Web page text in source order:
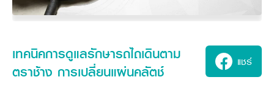
เครื่องจักรกลก่อสร้าง
อุปกรณ์ต่อพ่วงรถขุด
รถตักล้อยาง
สิ่งที่ผู้ลงทุนจะได้รับ
วัสดุอุปกรณ์
ขั้นตอนการเข้าร่วมโครงการ
ติดต่อซื้อกล้าแผ่น
วิสัยทัศน์และนโยบาย
ธุรกิจต่างประเทศ
ที่มา
สมัครงานคูโบต้า
ตำแหน่งงานว่าง
สวัสดิการพนักงาน
ข่าวสาร
ข่าวและกิจกรรมที่แนะนำ
ข่าวสารองค์กร
โชว์รูม
บริการหลังการขาย
เทคนิคการดูแลรักษารถไถเดินตาม
ตราช้าง การเปลี่ยนแผ่นคลัตช์
แชร์